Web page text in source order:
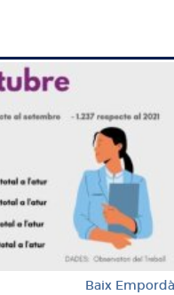
Baix Empordà